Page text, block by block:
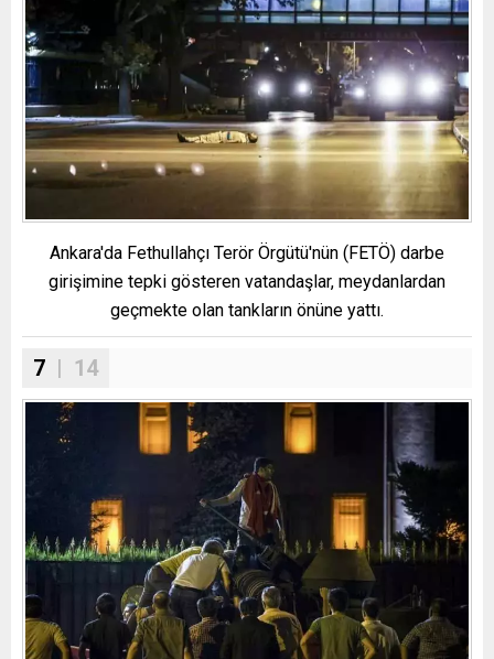
Ankara'da Fethullahçı Terör Örgütü'nün (FETÖ) darbe
girişimine tepki gösteren vatandaşlar, meydanlardan
geçmekte olan tankların önüne yattı.
7 | 14